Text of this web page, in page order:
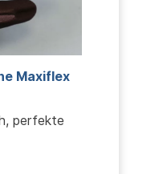
Maxiflex
perfekte